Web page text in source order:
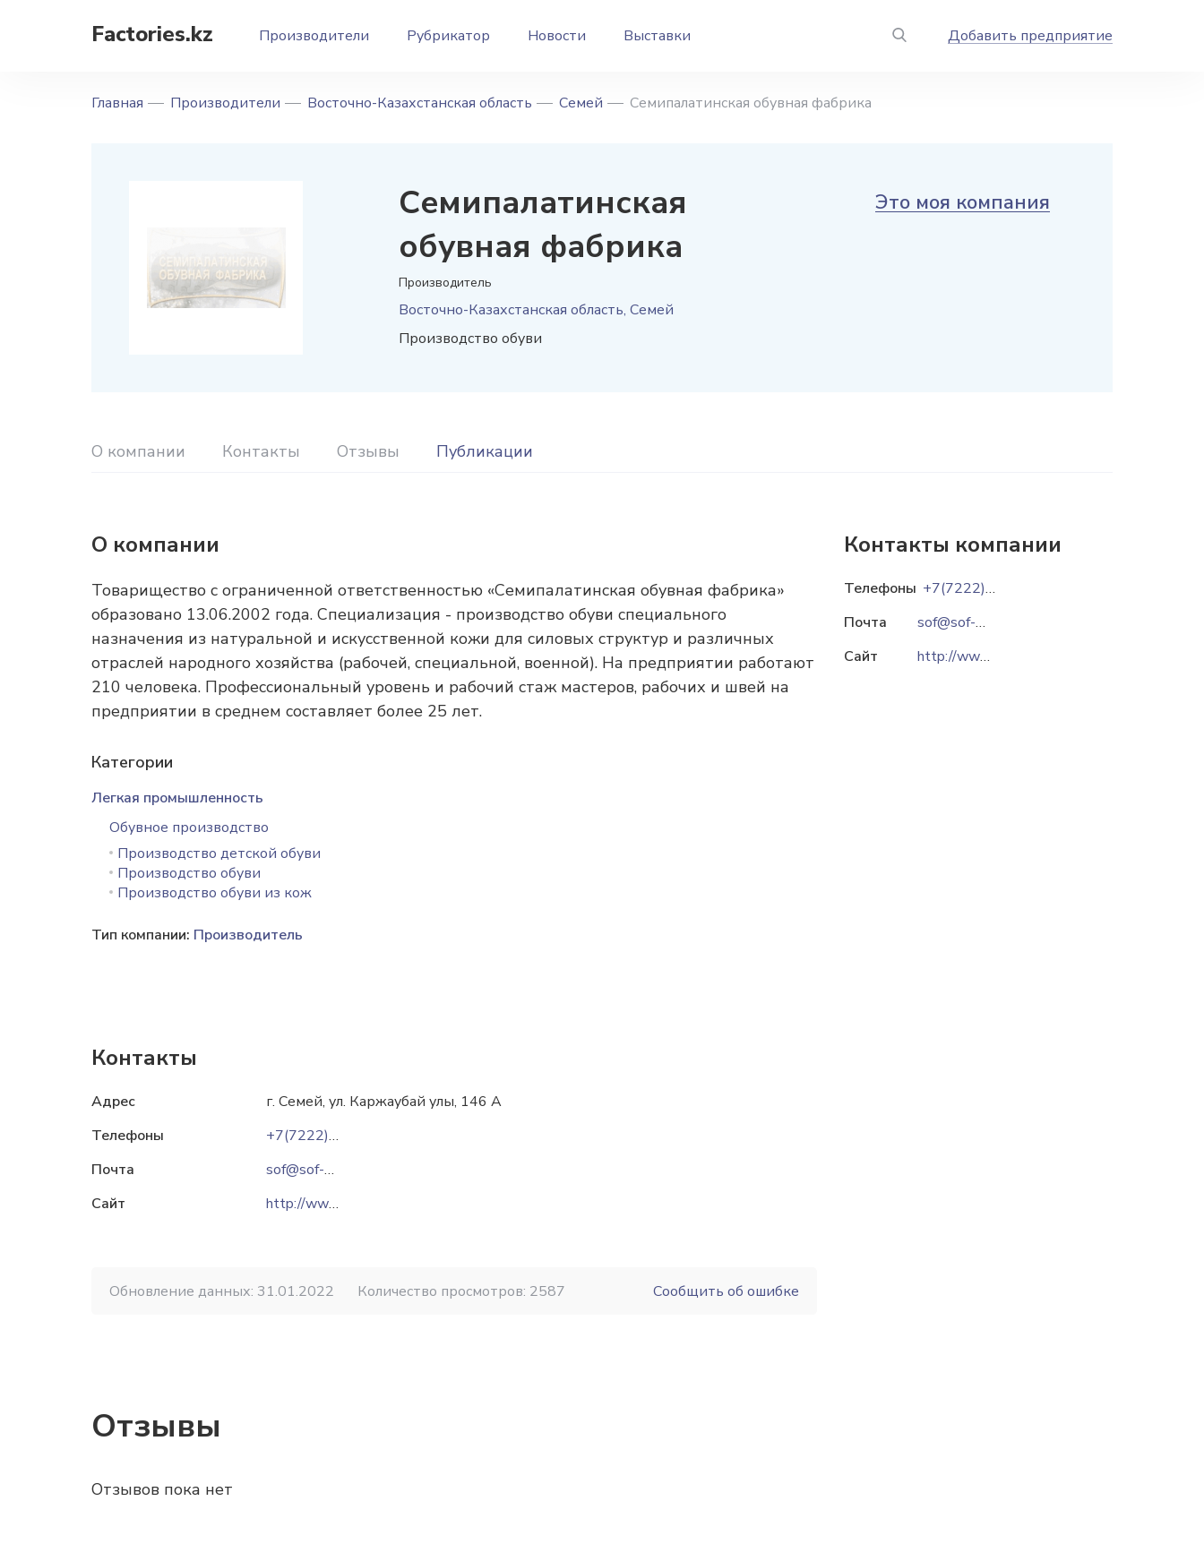
Factories.kz Производители Рубрикатор Новости Выставки Добавить предприятие
Главная Производители Восточно-Казахстанская область Семей Семипалатинская обувная фабрика
Семипалатинская
обувная фабрика
Производитель
Восточно-Казахстанская область, Семей
Производство обуви
Это моя компания
О компании Контакты Отзывы Публикации
О компании
Товарищество с ограниченной ответственностью «Семипалатинская обувная фабрика»
образовано 13.06.2002 года. Специализация - производство обуви специального
назначения из натуральной и искусственной кожи для силовых структур и различных
отраслей народного хозяйства (рабочей, специальной, военной). На предприятии работают
210 человека. Профессиональный уровень и рабочий стаж мастеров, рабочих и швей на
предприятии в среднем составляет более 25 лет.
Категории
Легкая промышленность
Обувное производство
Производство детской обуви
Производство обуви
Производство обуви из кож
Тип компании: Производитель
Контакты
Адрес
г. Семей, ул. Каржаубай улы, 146 А
Телефоны
+7(7222) 53-35-84
Почта
sof@sof-semey.com
Сайт
http://www.sof-semey.com
Обновление данных: 31.01.2022 Количество просмотров: 2587 Сообщить об ошибке
Отзывы
Отзывов пока нет
Контакты компании
Телефоны
+7(7222) 53-35-84
Почта
sof@sof-semey.com
Сайт
http://www.sof-semey.com